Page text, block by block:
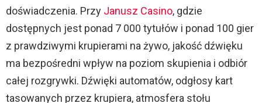
doświadczenia. Przy Janusz Casino, gdzie
dostępnych jest ponad 7 000 tytułów i ponad 100 gier
z prawdziwymi krupierami na żywo, jakość dźwięku
ma bezpośredni wpływ na poziom skupienia i odbiór
całej rozgrywki. Dźwięki automatów, odgłosy kart
tasowanych przez krupiera, atmosfera stołu